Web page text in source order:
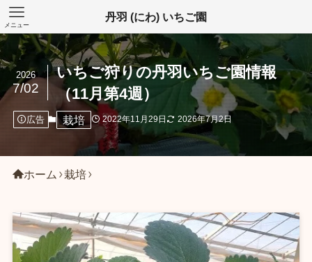
丹羽 (にわ) いちご園
メニュー
いちご狩りの丹羽いちご園情報
（11月第4週）
2026
7/02
広告 栽培 2022年11月29日 2026年7月2日
ホーム 栽培